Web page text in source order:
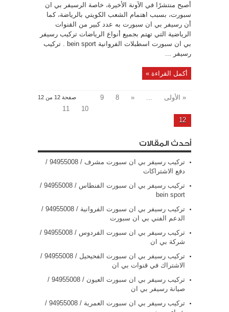
أصبح منتشرًا في الآونة الأخيرة، خاصة الرسيفر بي ان
سبورت، بسبب اهتمام الشعب الكويتي بالرياضة، كما
أن رسيفر بي ان سبورت به عدد كبير من القنوات
الرياضية التي تهتم بجميع أنواع الرياضات تركيب رسيفر
بي ان سبورت اسطبلات الفروانية bein sport . تركيب
رسيفر ...
أكمل القراءة »
صفحة 12 من 12 « الأولى «
8
9
10
11
12
أحدث المقالات
تركيب رسيفر بي ان سبورت مشرف / 94955008 /
دفع الاشتراكات
تركيب رسيفر بي ان سبورت الفنطاس / 94955008 /
bein sport
تركيب رسيفر بي ان سبورت الفروانية / 94955008 /
الدعم الفني بي ان سبورت
تركيب رسيفر بي ان سبورت الفردوس / 94955008 /
شركة بي ان
تركيب رسيفر بي ان سبورت الفحيحيل / 94955008 /
الاشتراك في قنوات بي ان
تركيب رسيفر بي ان سبورت العيون / 94955008 /
صيانة رسيفر بي ان
تركيب رسيفر بي ان سبورت العمرية / 94955008 /